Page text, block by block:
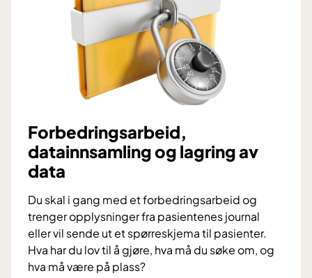
e
n
t
a
m
e
t
Forbedringsarbeid,
datainnsamling og lagring av
data
Du skal i gang med et forbedringsarbeid og
trenger opplysninger fra pasientenes journal
eller vil sende ut et spørreskjema til pasienter.
Hva har du lov til å gjøre, hva må du søke om, og
hva må være på plass?